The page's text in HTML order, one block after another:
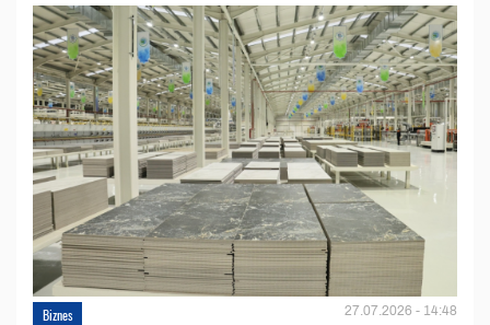
Biznes 27.07.2026 - 14:48